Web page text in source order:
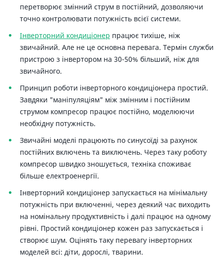
перетворює змінний струм в постійний, дозволяючи
точно контролювати потужність всієї системи.
Інверторний кондиціонер працює тихіше, ніж
звичайний. Але не це основна перевага. Термін служби
пристрою з інвертором на 30-50% більший, ніж для
звичайного.
Принцип роботи інверторного кондиціонера простий.
Завдяки "маніпуляціям" між змінним і постійним
струмом компресор працює постійно, моделюючи
необхідну потужність.
Звичайні моделі працюють по синусоїді за рахунок
постійних включень та виключень. Через таку роботу
компресор швидко зношується, техніка споживає
більше електроенергії.
Інверторний кондиціонер запускається на мінімальну
потужність при включенні, через деякий час виходить
на номінальну продуктивність і далі працює на одному
рівні. Простий кондиціонер кожен раз запускається і
створює шум. Оцінять таку перевагу інверторних
моделей всі: діти, дорослі, тварини.